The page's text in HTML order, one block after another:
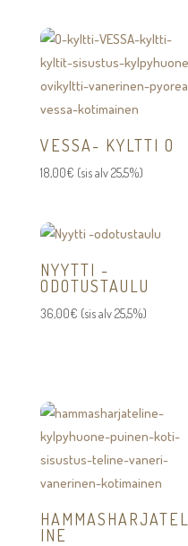
VESSA- KYLTTI O
18,00€ (sis alv 25,5%)
NYYTTI -
ODOTUSTAULU
36,00€ (sis alv 25,5%)
HAMMASHARJATEL
INE